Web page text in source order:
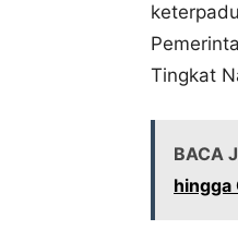
Tingkat
BACA
hingga